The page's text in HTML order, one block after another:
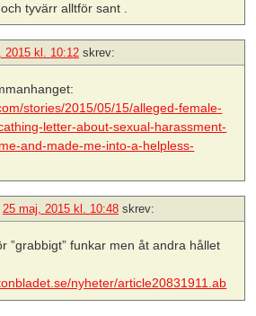
tyvärr alltför sant .
2015 kl. 10:12 skrev:
stories/2015/05/15/alleged-female-
letter-about-sexual-harassment-
and-made-me-into-a-helpless-
25 maj, 2015 kl. 10:48 skrev:
”grabbigt” funkar men åt andra hållet
nyheter/article20831911.ab